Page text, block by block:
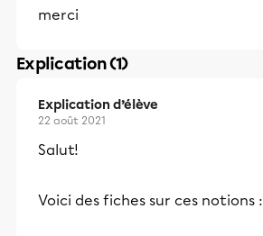
merci
Explication (1)
Explication d’élève
22 août 2021
Salut!
Voici des fiches sur ces notions :